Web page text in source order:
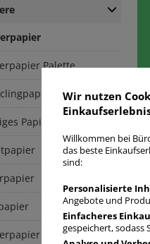
Palette
Papier
Wir nutzen
Willkommen bei
das beste
sind:
Personalisierte
Angebote und
Einfacheres
gespeichert, sodass